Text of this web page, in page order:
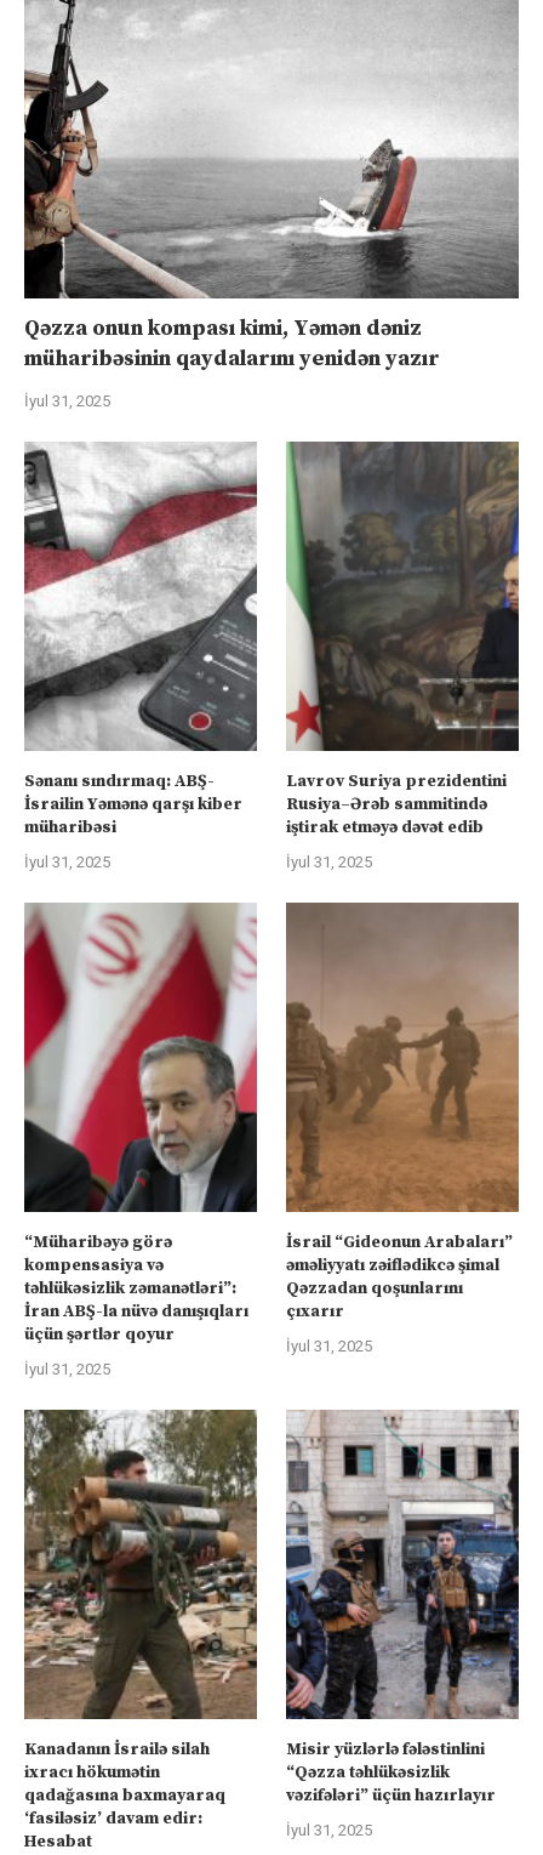
Qəzza onun kompası kimi, Yəmən dəniz
müharibəsinin qaydalarını yenidən yazır
İyul 31, 2025
Sənanı sındırmaq: ABŞ-
İsrailin Yəmənə qarşı kiber
müharibəsi
İyul 31, 2025
Lavrov Suriya prezidentini
Rusiya–Ərəb sammitində
iştirak etməyə dəvət edib
İyul 31, 2025
“Müharibəyə görə
kompensasiya və
təhlükəsizlik zəmanətləri”:
İran ABŞ-la nüvə danışıqları
üçün şərtlər qoyur
İyul 31, 2025
İsrail “Gideonun Arabaları”
əməliyyatı zəiflədikcə şimal
Qəzzadan qoşunlarını
çıxarır
İyul 31, 2025
Kanadanın İsrailə silah
ixracı hökumətin
qadağasına baxmayaraq
‘fasiləsiz’ davam edir:
Hesabat
Misir yüzlərlə fələstinlini
“Qəzza təhlükəsizlik
vəzifələri” üçün hazırlayır
İyul 31, 2025